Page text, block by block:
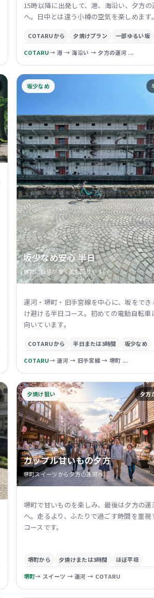
15時以降に出発して、港、海沿い、夕方の
へ。日中とは違う小樽の空気を楽しめます。
COTARUから 夕焼けプラン 一部ゆるい坂
COTARU→ 港 → 海沿い → 夕方の運河 ...
坂少なめ
坂少なめ安心 半日
体力に自信がなくても回りやすい
運河・堺町・旧手宮線を中心に、坂をでき
け避ける半日コース。初めての電動自転車
向いています。
COTARUから 半日または3時間 坂少なめ
COTARU→ 運河 → 旧手宮線 → 堺町 ...
夕焼け狙い 夕方
カップル甘いもの夕方
堺町スイーツから夕方の運河へ
堺町で甘いものを楽しみ、最後は夕方の運
へ。走るより、ふたりで過ごす時間を重視
コースです。
堺町から 夕焼けまたは3時間 ほぼ平坦
堺町→ スイーツ → 運河 → COTARU